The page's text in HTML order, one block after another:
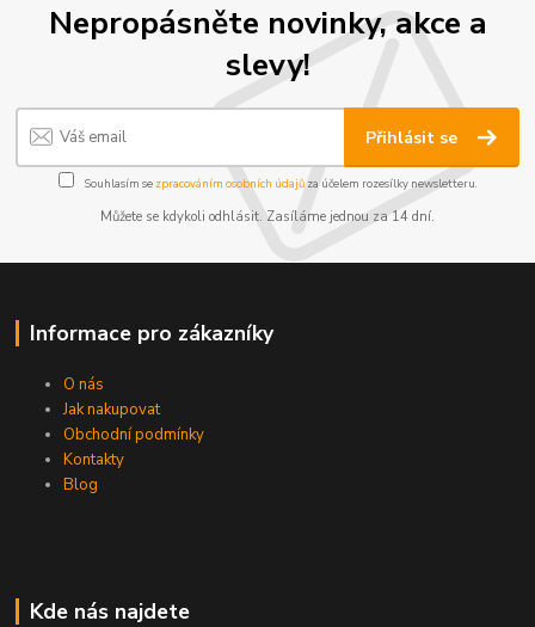
Nepropásněte novinky, akce a
slevy!
Přihlásit se
Souhlasím se zpracováním osobních údajůza účelem rozesílky newsletteru.
Můžete se kdykoli odhlásit. Zasíláme jednou za 14 dní.
Informace pro zákazníky
O nás
Jak nakupovat
Obchodní podmínky
Kontakty
Blog
Kde nás najdete